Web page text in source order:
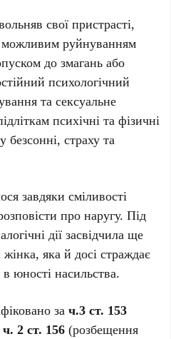
свої пристрасті,
руйнуванням
до змагань або
психологічний
та сексуальне
психічні та фізичні
страху та
завдяки сміливості
про наругу. Під
дії засвідчила ще
яка й досі страждає
юності насильства.
зач.3 ст. 153
ч. 2 ст. 156 (розбещення